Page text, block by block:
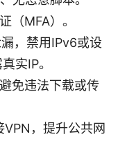
（MFA）。
，禁用IPv6或设
实IP。
免违法下载或传
，提升公共网